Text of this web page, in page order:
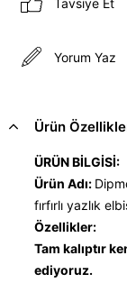
Yorum Yaz
Ürün
ÜRÜN BİLGİSİ:
Ürün Adı:
fırfırlı yazlık
Özellikler:
Tam kalıptır
ediyoruz.